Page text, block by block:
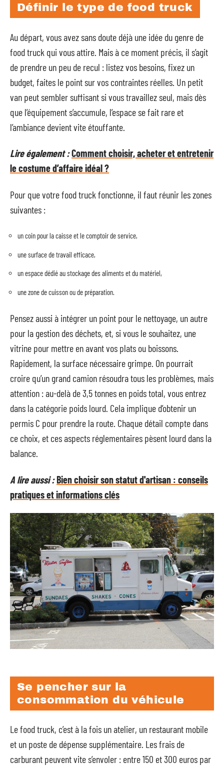
Définir le type de food truck
Au départ, vous avez sans doute déjà une idée du genre de
food truck qui vous attire. Mais à ce moment précis, il s’agit
de prendre un peu de recul : listez vos besoins, fixez un
budget, faites le point sur vos contraintes réelles. Un petit
van peut sembler suffisant si vous travaillez seul, mais dès
que l’équipement s’accumule, l’espace se fait rare et
l’ambiance devient vite étouffante.
Lire également :Comment choisir, acheter et entretenir
le costume d’affaire idéal ?
Pour que votre food truck fonctionne, il faut réunir les zones
suivantes :
un coin pour la caisse et le comptoir de service,
une surface de travail efficace,
un espace dédié au stockage des aliments et du matériel,
une zone de cuisson ou de préparation.
Pensez aussi à intégrer un point pour le nettoyage, un autre
pour la gestion des déchets, et, si vous le souhaitez, une
vitrine pour mettre en avant vos plats ou boissons.
Rapidement, la surface nécessaire grimpe. On pourrait
croire qu’un grand camion résoudra tous les problèmes, mais
attention : au-delà de 3,5 tonnes en poids total, vous entrez
dans la catégorie poids lourd. Cela implique d’obtenir un
permis C pour prendre la route. Chaque détail compte dans
ce choix, et ces aspects réglementaires pèsent lourd dans la
balance.
A lire aussi :Bien choisir son statut d'artisan : conseils
pratiques et informations clés
Se pencher sur la
consommation du véhicule
Le food truck, c’est à la fois un atelier, un restaurant mobile
et un poste de dépense supplémentaire. Les frais de
carburant peuvent vite s’envoler : entre 150 et 300 euros par